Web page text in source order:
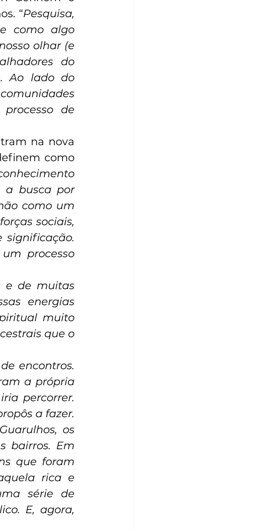
“Pesquisa,
como algo
olhar (e
do
Ao lado do
de
na nova
como
a busca por
como um
sociais,
processo
e de muitas
energias
muito
que o
encontros.
a própria
percorrer.
a fazer.
os
bairros. Em
que foram
rica e
série de
E, agora,